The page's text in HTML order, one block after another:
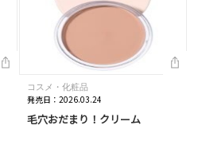
コスメ・化粧品
発売日：2026.03.24
毛穴おだまり！クリーム